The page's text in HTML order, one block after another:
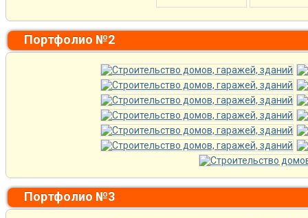
Портфолио №2
Портфолио №3